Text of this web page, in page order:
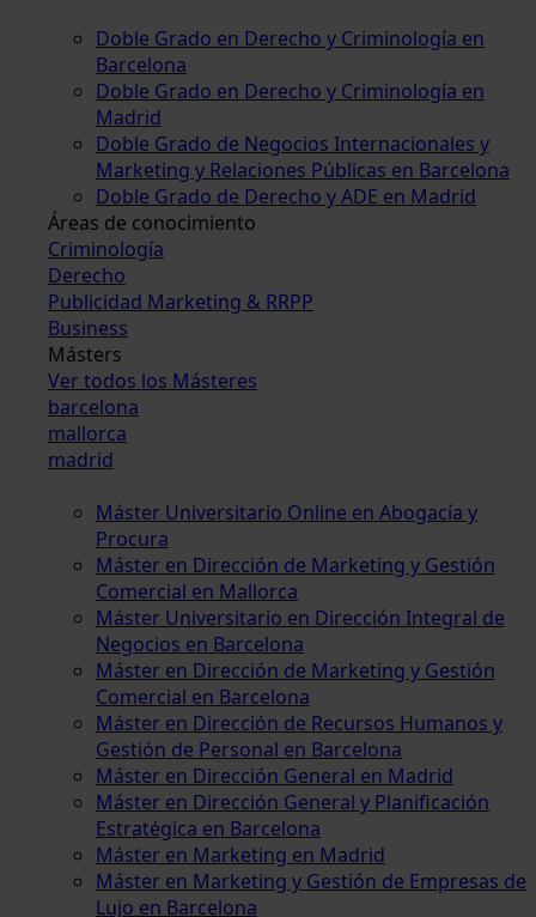
Doble Grado en Derecho y Criminología en
Barcelona
Doble Grado en Derecho y Criminología en
Madrid
Doble Grado de Negocios Internacionales y
Marketing y Relaciones Públicas en Barcelona
Doble Grado de Derecho y ADE en Madrid
Áreas de conocimiento
Criminología
Derecho
Publicidad Marketing & RRPP
Business
Másters
Ver todos los Másteres
barcelona
mallorca
madrid
Máster Universitario Online en Abogacía y
Procura
Máster en Dirección de Marketing y Gestión
Comercial en Mallorca
Máster Universitario en Dirección Integral de
Negocios en Barcelona
Máster en Dirección de Marketing y Gestión
Comercial en Barcelona
Máster en Dirección de Recursos Humanos y
Gestión de Personal en Barcelona
Máster en Dirección General en Madrid
Máster en Dirección General y Planificación
Estratégica en Barcelona
Máster en Marketing en Madrid
Máster en Marketing y Gestión de Empresas de
Lujo en Barcelona